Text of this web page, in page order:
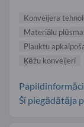
Konveijera
Materiālu
Plauktu
Ķēžu konveijeri
Šī piegādātāja